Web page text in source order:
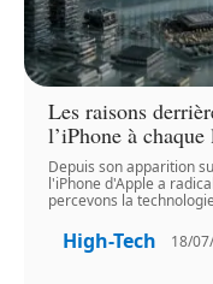
Les raisons
l’iPhone à
Depuis son apparition
l'iPhone d'Apple a
percevons la
High-Tech 18/